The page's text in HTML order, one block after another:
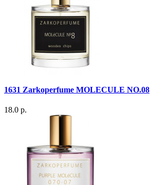
1631 Zarkoperfume MOLECULE NO.08
18.0 р.